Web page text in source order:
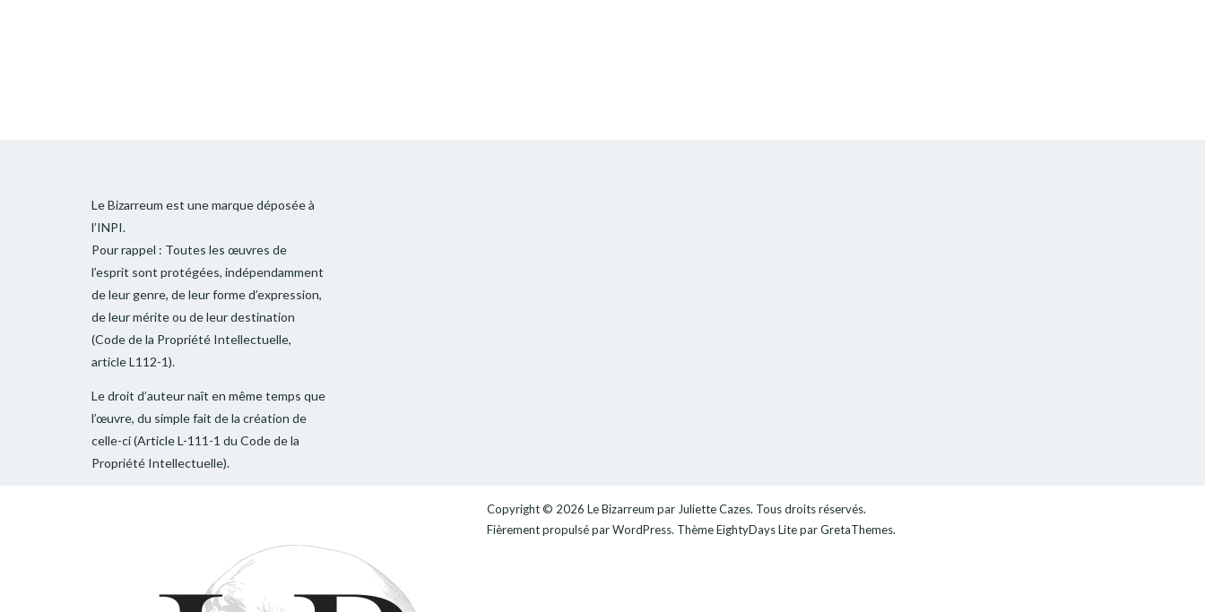
Le Bizarreum est une marque déposée à
l’INPI.
Pour rappel : Toutes les œuvres de
l’esprit sont protégées, indépendamment
de leur genre, de leur forme d’expression,
de leur mérite ou de leur destination
(Code de la Propriété Intellectuelle,
article L112-1).
Le droit d’auteur naît en même temps que
l’œuvre, du simple fait de la création de
celle-ci (Article L-111-1 du Code de la
Propriété Intellectuelle).
Copyright © 2026 Le Bizarreum par Juliette Cazes. Tous droits réservés.
Fièrement propulsé parWordPress. ThèmeEightyDays Litepar GretaThemes.